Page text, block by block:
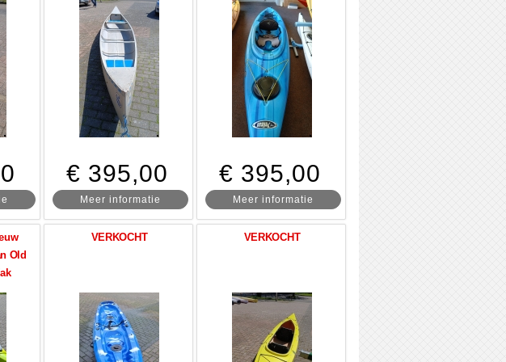
€ 395,00
Meer informatie
€ 395,00
Meer informatie
Old
VERKOCHT VERKOCHT